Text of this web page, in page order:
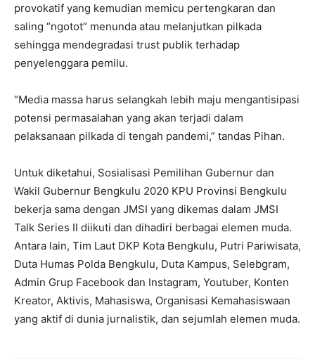
provokatif yang kemudian memicu pertengkaran dan
saling “ngotot” menunda atau melanjutkan pilkada
sehingga mendegradasi trust publik terhadap
penyelenggara pemilu.
“Media massa harus selangkah lebih maju mengantisipasi
potensi permasalahan yang akan terjadi dalam
pelaksanaan pilkada di tengah pandemi,” tandas Pihan.
Untuk diketahui, Sosialisasi Pemilihan Gubernur dan
Wakil Gubernur Bengkulu 2020 KPU Provinsi Bengkulu
bekerja sama dengan JMSI yang dikemas dalam JMSI
Talk Series II diikuti dan dihadiri berbagai elemen muda.
Antara lain, Tim Laut DKP Kota Bengkulu, Putri Pariwisata,
Duta Humas Polda Bengkulu, Duta Kampus, Selebgram,
Admin Grup Facebook dan Instagram, Youtuber, Konten
Kreator, Aktivis, Mahasiswa, Organisasi Kemahasiswaan
yang aktif di dunia jurnalistik, dan sejumlah elemen muda.